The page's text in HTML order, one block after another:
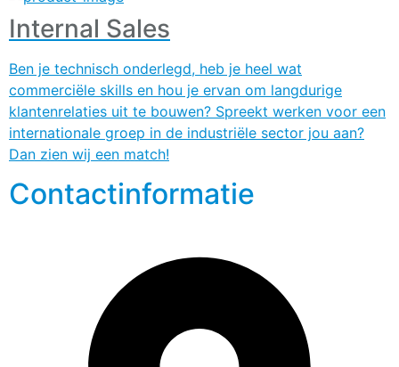
Internal Sales
Ben je technisch onderlegd, heb je heel wat
commerciële skills en hou je ervan om langdurige
klantenrelaties uit te bouwen? Spreekt werken voor een
internationale groep in de industriële sector jou aan?
Dan zien wij een match!
Contactinformatie